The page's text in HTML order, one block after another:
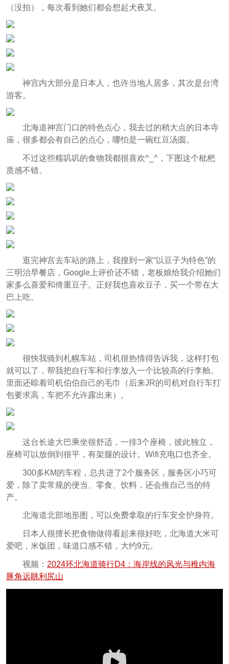
（没拍），每次看到她们都会想起犬夜叉。
神宫内大部分是日本人，也许当地人居多，其次是台湾
游客。
北海道神宫门口的特色点心，我去过的稍大点的日本寺
庙，很多都会有自己的点心，哪怕是一碗红豆汤圆。
不过这些糯叽叽的食物我都很喜欢^_^，下图这个枇杷
质感不错。
逛完神宫去车站的路上，我搜到一家“以豆子为特色”的
三明治早餐店，Google上评价还不错，老板娘给我介绍她们
家多么喜爱和倚重豆子。正好我也喜欢豆子，买一个带在大
巴上吃。
很快我骑到札幌车站，司机很热情得告诉我，这样打包
就可以了，帮我把自行车和行李放入一个比较高的行李舱。
里面还晾着司机伯伯自己的毛巾（后来JR的司机对自行车打
包要求高，车把不允许露出来）。
这台长途大巴乘坐很舒适，一排3个座椅，彼此独立，
座椅可以放倒到很平，有架腿的设计。Wifi充电口也齐全。
300多KM的车程，总共进了2个服务区，服务区小巧可
爱，除了卖常规的便当、零食、饮料，还会推自己当的特
产。
北海道北部地形图，可以免费拿取的行车安全护身符。
日本人很擅长把食物做得看起来很好吃，北海道大米可
爱吧，米饭团，味道口感不错，大约9元。
视频： 2024环北海道骑行D4：海岸线的风光与稚内海
豚角远眺利尻山